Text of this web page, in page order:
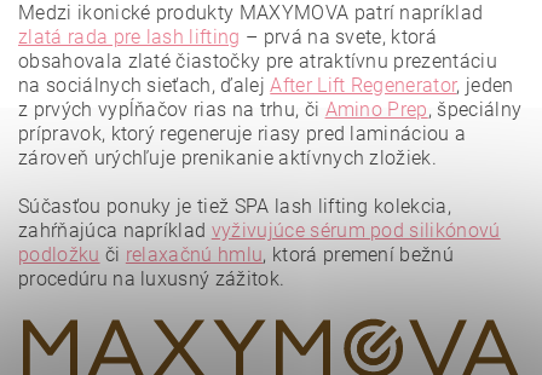
Vložením hodnotenie súhlasíte spodmienkami ochrany
Medzi ikonické produkty MAXYMOVA patrí napríklad
zlatá rada pre lash lifting – prvá na svete, ktorá
obsahovala zlaté čiastočky pre atraktívnu prezentáciu
na sociálnych sieťach, ďalejAfter Lift Regenerator, jeden
z prvých vypĺňačov rias na trhu, či Amino Prep, špeciálny
prípravok, ktorý regeneruje riasy pred lamináciou a
zároveň urýchľuje prenikanie aktívnych zložiek.
Súčasťou ponuky je tiež SPA lash lifting kolekcia,
zahŕňajúca napríklad vyživujúce sérum pod silikónovú
podložku či relaxačnú hmlu, ktorá premení bežnú
procedúru na luxusný zážitok.